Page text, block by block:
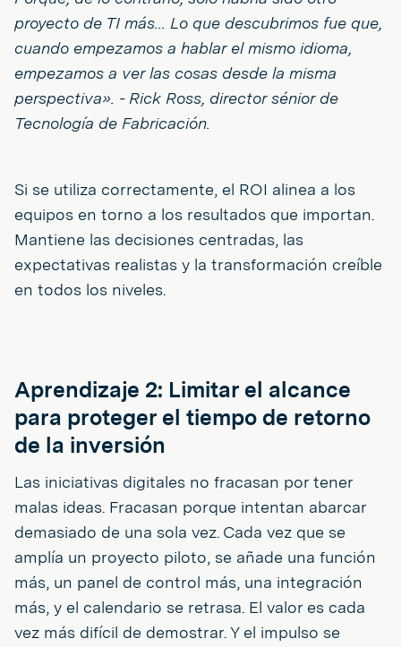
proyecto de TI más... Lo que descubrimos fue que,
cuando empezamos a hablar el mismo idioma,
empezamos a ver las cosas desde la misma
perspectiva». - Rick Ross, director sénior de
Tecnología de Fabricación.
Si se utiliza correctamente, el ROI alinea a los
equipos en torno a los resultados que importan.
Mantiene las decisiones centradas, las
expectativas realistas y la transformación creíble
en todos los niveles.
Aprendizaje 2: Limitar el alcance
para proteger el tiempo de retorno
de la inversión
Las iniciativas digitales no fracasan por tener
malas ideas. Fracasan porque intentan abarcar
demasiado de una sola vez. Cada vez que se
amplía un proyecto piloto, se añade una función
más, un panel de control más, una integración
más, y el calendario se retrasa. El valor es cada
vez más difícil de demostrar. Y el impulso se